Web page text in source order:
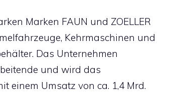
Marken FAUN und ZOELLER
Kehrmaschinen und
Das Unternehmen
und wird das
einem Umsatz von ca. 1,4 Mrd.